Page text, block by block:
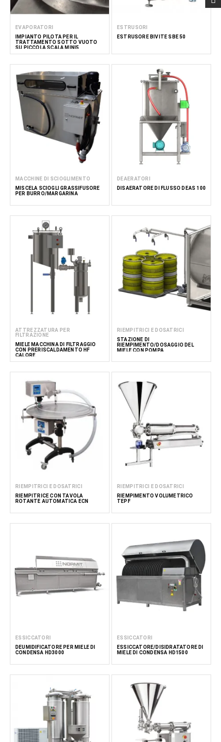
EVAPORATORI
IMPIANTO PILOTA PER IL
TRATTAMENTO SOTTO VUOTO
SU PICCOLA SCALA MINI5
ESTRUSORI
ESTRUSORE BIVITE SBE 50
MACCHINE DI SCIOGLIMENTO
MISCELA SCIOGLI GRASSIFUSORE
PER BURRO/MARGARINA
DEAERATORI
DISAERATORE DI FLUSSO DEAS 100
ATTREZZATURA PER
FILTRAZIONE
MIELE MACCHINA DI FILTRAGGIO
CON PRERISCALDAMENTO HF
CALORE
RIEMPITRICI E DOSATRICI
STAZIONE DI
RIEMPIMENTO/DOSAGGIO DEL
MIELE CON POMPA
RIEMPITRICI E DOSATRICI
RIEMPITRICE CON TAVOLA
ROTANTE AUTOMATICA ECN
RIEMPITRICI E DOSATRICI
RIEMPIMENTO VOLUMETRICO
TEPF
ESSICCATORI
DEUMIDIFICATORE PER MIELE DI
CONDENSA HD3000
ESSICCATORI
ESSICCATORE/DISIDRATATORE DI
MIELE DI CONDENSA HD1500